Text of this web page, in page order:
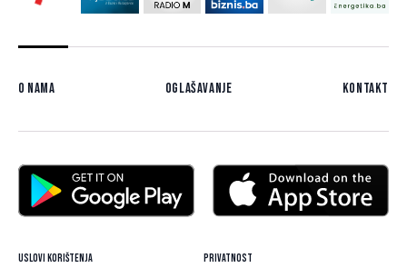
O nama Oglašavanje Kontakt
Uslovi korištenja Privatnost